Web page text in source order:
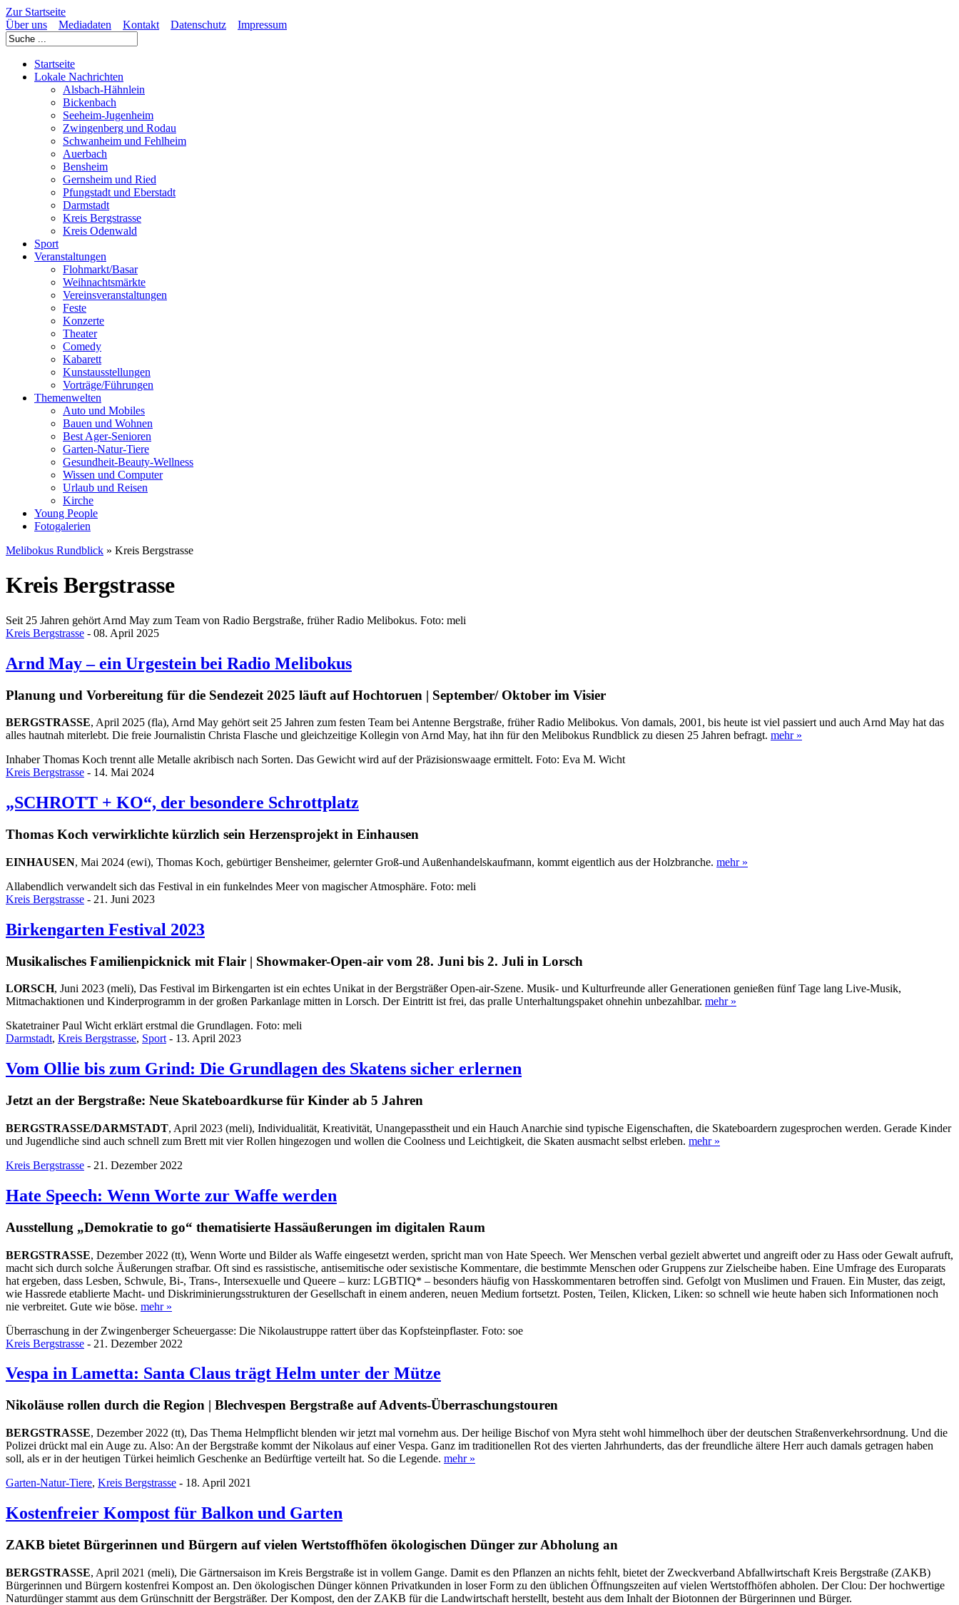
Zur Startseite
Über uns
Mediadaten Kontakt Datenschutz Impressum
Startseite
Lokale Nachrichten
Alsbach-Hähnlein
Bickenbach
Seeheim-Jugenheim
Zwingenberg und Rodau
Schwanheim und Fehlheim
Auerbach
Bensheim
Gernsheim und Ried
Pfungstadt und Eberstadt
Darmstadt
Kreis Bergstrasse
Kreis Odenwald
Sport
Veranstaltungen
Flohmarkt/Basar
Weihnachtsmärkte
Vereinsveranstaltungen
Feste
Konzerte
Theater
Comedy
Kabarett
Kunstausstellungen
Vorträge/Führungen
Themenwelten
Auto und Mobiles
Bauen und Wohnen
Best Ager-Senioren
Garten-Natur-Tiere
Gesundheit-Beauty-Wellness
Wissen und Computer
Urlaub und Reisen
Kirche
Young People
Fotogalerien
Melibokus Rundblick » Kreis Bergstrasse
Kreis Bergstrasse
Seit 25 Jahren gehört Arnd May zum Team von Radio Bergstraße, früher Radio Melibokus. Foto: meli
Kreis Bergstrasse - 08. April 2025
Arnd May – ein Urgestein bei Radio Melibokus
Planung und Vorbereitung für die Sendezeit 2025 läuft auf Hochtoruen | September/ Oktober im Visier
BERGSTRASSE, April 2025 (fla), Arnd May gehört seit 25 Jahren zum festen Team bei Antenne Bergstraße, früher Radio Melibokus. Von damals, 2001, bis heute ist viel passiert und auch Arnd May hat das
alles hautnah miterlebt. Die freie Journalistin Christa Flasche und gleichzeitige Kollegin von Arnd May, hat ihn für den Melibokus Rundblick zu diesen 25 Jahren befragt. mehr »
Inhaber Thomas Koch trennt alle Metalle akribisch nach Sorten. Das Gewicht wird auf der Präzisionswaage ermittelt. Foto: Eva M. Wicht
Kreis Bergstrasse - 14. Mai 2024
„SCHROTT + KO“, der besondere Schrottplatz
Thomas Koch verwirklichte kürzlich sein Herzensprojekt in Einhausen
EINHAUSEN, Mai 2024 (ewi), Thomas Koch, gebürtiger Bensheimer, gelernter Groß-und Außenhandelskaufmann, kommt eigentlich aus der Holzbranche. mehr »
Allabendlich verwandelt sich das Festival in ein funkelndes Meer von magischer Atmosphäre. Foto: meli
Kreis Bergstrasse - 21. Juni 2023
Birkengarten Festival 2023
Musikalisches Familienpicknick mit Flair | Showmaker-Open-air vom 28. Juni bis 2. Juli in Lorsch
LORSCH, Juni 2023 (meli), Das Festival im Birkengarten ist ein echtes Unikat in der Bergsträßer Open-air-Szene. Musik- und Kulturfreunde aller Generationen genießen fünf Tage lang Live-Musik,
Mitmachaktionen und Kinderprogramm in der großen Parkanlage mitten in Lorsch. Der Eintritt ist frei, das pralle Unterhaltungspaket ohnehin unbezahlbar. mehr »
Skatetrainer Paul Wicht erklärt erstmal die Grundlagen. Foto: meli
Darmstadt, Kreis Bergstrasse, Sport- 13. April 2023
Vom Ollie bis zum Grind: Die Grundlagen des Skatens sicher erlernen
Jetzt an der Bergstraße: Neue Skateboardkurse für Kinder ab 5 Jahren
BERGSTRASSE/DARMSTADT, April 2023 (meli), Individualität, Kreativität, Unangepasstheit und ein Hauch Anarchie sind typische Eigenschaften, die Skateboardern zugesprochen werden. Gerade Kinder
und Jugendliche sind auch schnell zum Brett mit vier Rollen hingezogen und wollen die Coolness und Leichtigkeit, die Skaten ausmacht selbst erleben. mehr »
Kreis Bergstrasse - 21. Dezember 2022
Hate Speech: Wenn Worte zur Waffe werden
Ausstellung „Demokratie to go“ thematisierte Hassäußerungen im digitalen Raum
BERGSTRASSE, Dezember 2022 (tt), Wenn Worte und Bilder als Waffe eingesetzt werden, spricht man von Hate Speech. Wer Menschen verbal gezielt abwertet und angreift oder zu Hass oder Gewalt aufruft,
macht sich durch solche Äußerungen strafbar. Oft sind es rassistische, antisemitische oder sexistische Kommentare, die bestimmte Menschen oder Gruppens zur Zielscheibe haben. Eine Umfrage des Europarats
hat ergeben, dass Lesben, Schwule, Bi-, Trans-, Intersexuelle und Queere – kurz: LGBTIQ* – besonders häufig von Hasskommentaren betroffen sind. Gefolgt von Muslimen und Frauen. Ein Muster, das zeigt,
wie Hassrede etablierte Macht- und Diskriminierungsstrukturen der Gesellschaft in einem anderen, neuen Medium fortsetzt. Posten, Teilen, Klicken, Liken: so schnell wie heute haben sich Informationen noch
nie verbreitet. Gute wie böse. mehr »
Überraschung in der Zwingenberger Scheuergasse: Die Nikolaustruppe rattert über das Kopfsteinpflaster. Foto: soe
Kreis Bergstrasse - 21. Dezember 2022
Vespa in Lametta: Santa Claus trägt Helm unter der Mütze
Nikoläuse rollen durch die Region | Blechvespen Bergstraße auf Advents-Überraschungstouren
BERGSTRASSE, Dezember 2022 (tt), Das Thema Helmpflicht blenden wir jetzt mal vornehm aus. Der heilige Bischof von Myra steht wohl himmelhoch über der deutschen Straßenverkehrsordnung. Und die
Polizei drückt mal ein Auge zu. Also: An der Bergstraße kommt der Nikolaus auf einer Vespa. Ganz im traditionellen Rot des vierten Jahrhunderts, das der freundliche ältere Herr auch damals getragen haben
soll, als er in der heutigen Türkei heimlich Geschenke an Bedürftige verteilt hat. So die Legende. mehr »
Garten-Natur-Tiere, Kreis Bergstrasse - 18. April 2021
Kostenfreier Kompost für Balkon und Garten
ZAKB bietet Bürgerinnen und Bürgern auf vielen Wertstoffhöfen ökologischen Dünger zur Abholung an
BERGSTRASSE, April 2021 (meli), Die Gärtnersaison im Kreis Bergstraße ist in vollem Gange. Damit es den Pflanzen an nichts fehlt, bietet der Zweckverband Abfallwirtschaft Kreis Bergstraße (ZAKB)
Bürgerinnen und Bürgern kostenfrei Kompost an. Den ökologischen Dünger können Privatkunden in loser Form zu den üblichen Öffnungszeiten auf vielen Wertstoffhöfen abholen. Der Clou: Der hochwertige
Naturdünger stammt aus dem Grünschnitt der Bergsträßer. Der Kompost, den der ZAKB für die Landwirtschaft herstellt, besteht aus dem Inhalt der Biotonnen der Bürgerinnen und Bürger.